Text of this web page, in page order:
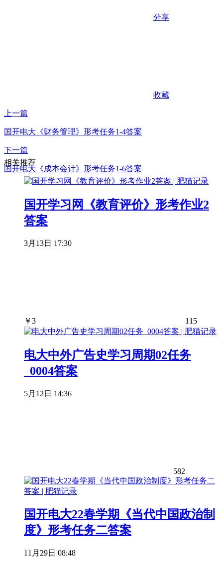
分享
收藏
上一篇
国开电大《财务管理》形考任务1-4答案
下一篇
国开电大《成本会计》形考任务1-6答案
相关推荐
国开学习网《教育评价》形考作业2
答案
3月13日 17:30
￥3 115
电大中外广告史学习周期02任务
_0004答案
5月12日 14:36
582
国开电大22春学期《当代中国政治制
度》形考任务二答案
11月29日 08:48